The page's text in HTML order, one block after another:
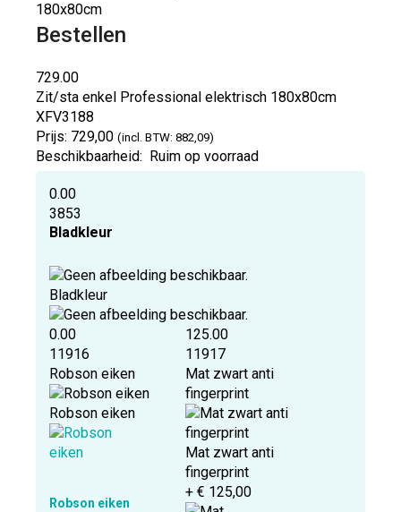
180x80cm
Bestellen
729.00
Zit/sta enkel Professional elektrisch 180x80cm
XFV3188
Prijs: 729,00 (incl. BTW: 882,09)
Beschikbaarheid: Ruim op voorraad
0.00
3853
Bladkleur
Bladkleur
0.00
11916
Robson eiken
Robson eiken
Robson eiken
125.00
11917
Mat zwart anti
fingerprint
Mat zwart anti
fingerprint
+ € 125,00